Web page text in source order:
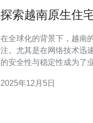
探索越南原生住
在全球化的背景下，越南
注。尤其是在网络技术迅
的安全性与稳定性成为了
性，分析影响因素以及改进措施。 越南
2025年12月5日